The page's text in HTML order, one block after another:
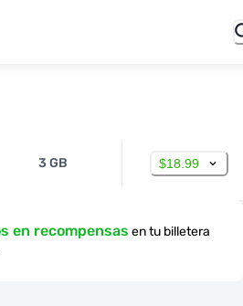
3 GB $18.99
en recompensas en tu billetera